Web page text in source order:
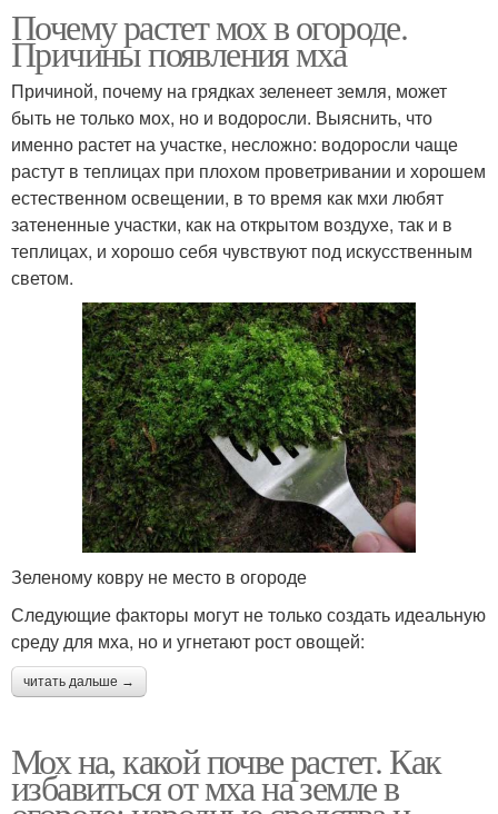
Почему растет мох в огороде.
Причины появления мха
Причиной, почему на грядках зеленеет земля, может
быть не только мох, но и водоросли. Выяснить, что
именно растет на участке, несложно: водоросли чаще
растут в теплицах при плохом проветривании и хорошем
естественном освещении, в то время как мхи любят
затененные участки, как на открытом воздухе, так и в
теплицах, и хорошо себя чувствуют под искусственным
светом.
Зеленому ковру не место в огороде
Следующие факторы могут не только создать идеальную
среду для мха, но и угнетают рост овощей:
читать дальше →
Мох на, какой почве растет. Как
избавиться от мха на земле в